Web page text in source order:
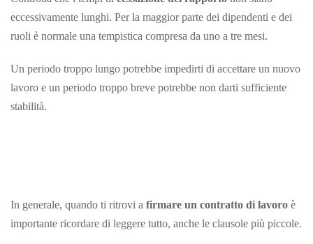
eccessivamente lunghi. Per la maggior parte dei dipendenti e dei
ruoli è normale una tempistica compresa da uno a tre mesi.
Un periodo troppo lungo potrebbe impedirti di accettare un nuovo
lavoro e un periodo troppo breve potrebbe non darti sufficiente
stabilità.
In generale, quando ti ritrovi a firmare un contratto di lavoro è
importante ricordare di leggere tutto, anche le clausole più piccole.